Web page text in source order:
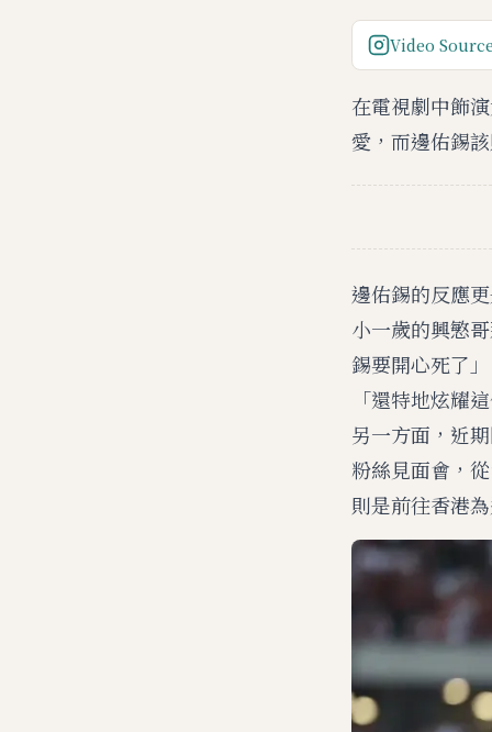
Video
在電視劇中飾
愛，而邊佑錫
邊佑錫的反應
小一歲的興慜
錫要開心死了
「還特地炫耀
另一方面，近
粉絲見面會，
則是前往香港